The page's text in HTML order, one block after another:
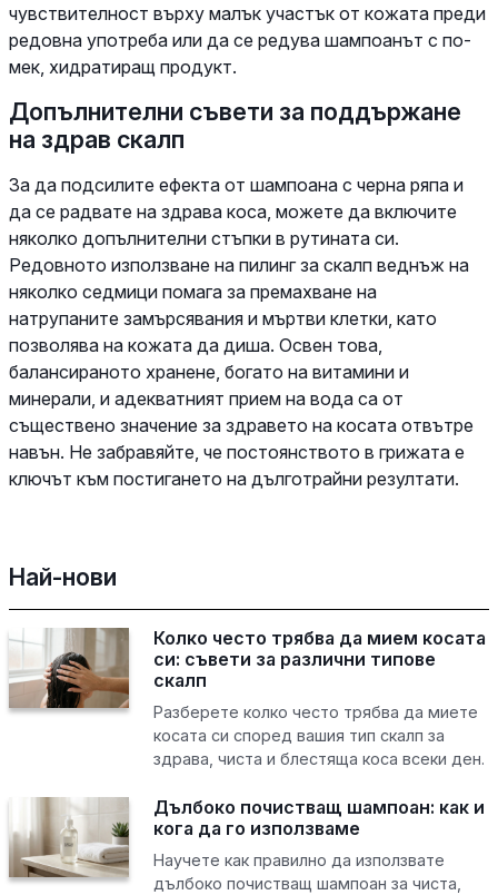
чувствителност върху малък участък от кожата преди
редовна употреба или да се редува шампоанът с по-
мек, хидратиращ продукт.
Допълнителни съвети за поддържане
на здрав скалп
За да подсилите ефекта от шампоана с черна ряпа и
да се радвате на здрава коса, можете да включите
няколко допълнителни стъпки в рутината си.
Редовното използване на пилинг за скалп веднъж на
няколко седмици помага за премахване на
натрупаните замърсявания и мъртви клетки, като
позволява на кожата да диша. Освен това,
балансираното хранене, богато на витамини и
минерали, и адекватният прием на вода са от
съществено значение за здравето на косата отвътре
навън. Не забравяйте, че постоянството в грижата е
ключът към постигането на дълготрайни резултати.
Най-нови
Колко често трябва да мием косата
си: съвети за различни типове
скалп
Разберете колко често трябва да миете
косата си според вашия тип скалп за
здрава, чиста и блестяща коса всеки ден.
Дълбоко почистващ шампоан: как и
кога да го използваме
Научете как правилно да използвате
дълбоко почистващ шампоан за чиста,